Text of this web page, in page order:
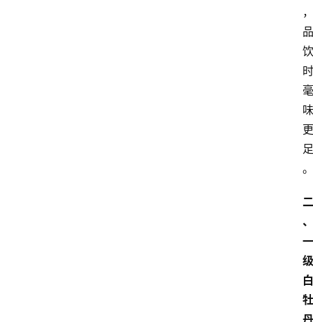
，
品
饮
时
毫
味
更
足
。
二
、
一
级
白
牡
丹